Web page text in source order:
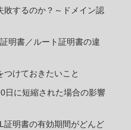
敗するのか？～ドメイン認
明書／ルート証明書の違
けておきたいこと
日に短縮された場合の影響
証明書の有効期間がどんど